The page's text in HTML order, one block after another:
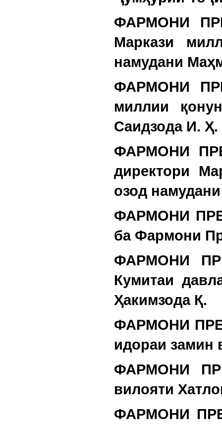
ФАРМОНИ
Маркази
намудани
ФАРМОНИ
миллии
Саидзода И. Ҳ.
ФАРМОНИ
директори
озод
ФАРМОНИ
ба Фармони
ФАРМОНИ
Кумитаи
Ҳакимзода Қ.
ФАРМОНИ
идораи замин
ФАРМОНИ
вилояти
ФАРМОНИ